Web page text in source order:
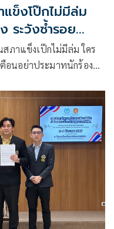
ข็งโป๊กไม่มีล่ม
ระวังซ้ำรอย
สภาแข็งเป๊กไม่มีล่ม ใคร
อนอย่าประมาทนักร้อง